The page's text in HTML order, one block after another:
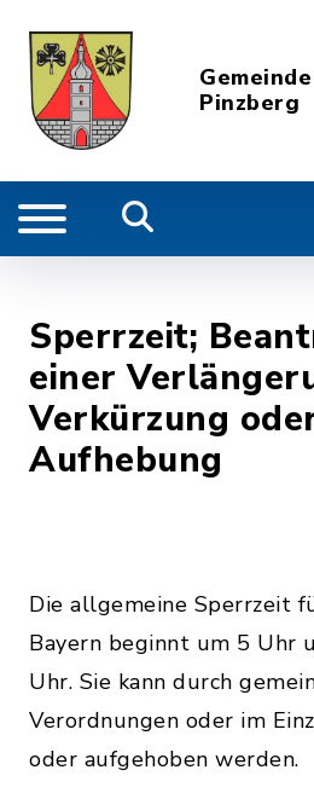
Gemeinde
Pinzberg
Sperrzeit;
einer
Verkürzung
Aufhebung
Die allgemeine Sperrzeit
Bayern beginnt um 5 Uhr
Uhr. Sie kann durch
Verordnungen oder im
oder aufgehoben werden.